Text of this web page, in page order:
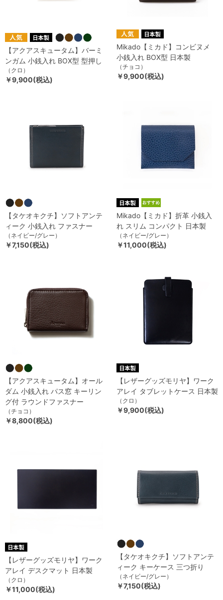
【アクアスキュータム】バーミ
ンガム 小銭入れ BOX型 型押し
（クロ）
￥9,900(税込)
Mikado【ミカド】コンビヌメ
小銭入れ BOX型 日本製
（チョコ）
￥9,900(税込)
【タケオキクチ】ソフトアンテ
ィーク 小銭入れ ファスナー
（ネイビー/グレー）
￥7,150(税込)
Mikado【ミカド】折革 小銭入
れ スリム コンパクト 日本製
（ネイビー/グレー）
￥11,000(税込)
【アクアスキュータム】オール
ダム 小銭入れ パス窓 キーリン
グ付 ラウンドファスナー
（チョコ）
￥8,800(税込)
【レザーグッズモリヤ】ワーク
アレイ タブレットケース 日本製
（クロ）
￥9,900(税込)
【レザーグッズモリヤ】ワーク
アレイ デスクマット 日本製
（クロ）
￥11,000(税込)
【タケオキクチ】ソフトアンテ
ィーク キーケース 三つ折り
（ネイビー/グレー）
￥7,150(税込)